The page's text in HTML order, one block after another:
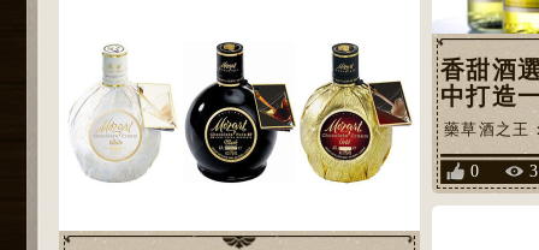
香甜酒
中打造
藥草酒之王
0